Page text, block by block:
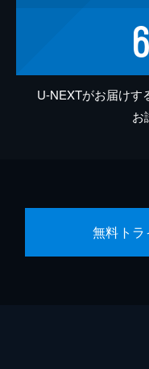
U-NEXTがお届けす
お
無料ト